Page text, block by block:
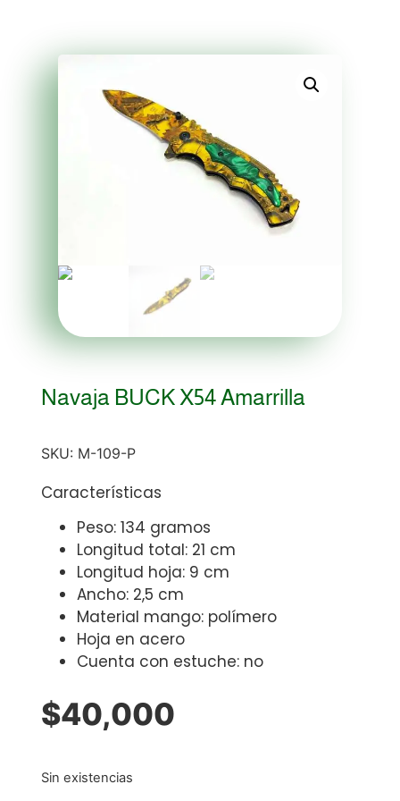
Navaja BUCK X54 Amarrilla
SKU: M-109-P
Características
Peso: 134 gramos
Longitud total: 21 cm
Longitud hoja: 9 cm
Ancho: 2,5 cm
Material mango: polímero
Hoja en acero
Cuenta con estuche: no
$40,000
Sin existencias